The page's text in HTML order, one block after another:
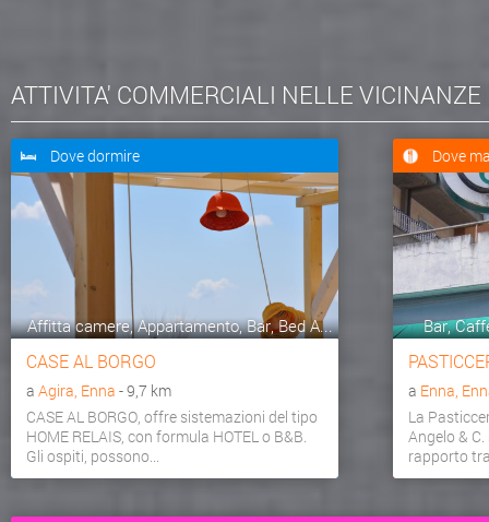
ATTIVITA' COMMERCIALI NELLE VICINANZE
Dove dormire
Affitta camere, Appartamento, Bar, Bed A...
CASE AL BORGO
a Agira, Enna - 9,7 km
CASE AL BORGO, offre sistemazioni del tipo
HOME RELAIS, con formula HOTEL o B&B.
Gli ospiti, possono...
Dove
Bar,
a Enna,
La
Angelo &
rapporto